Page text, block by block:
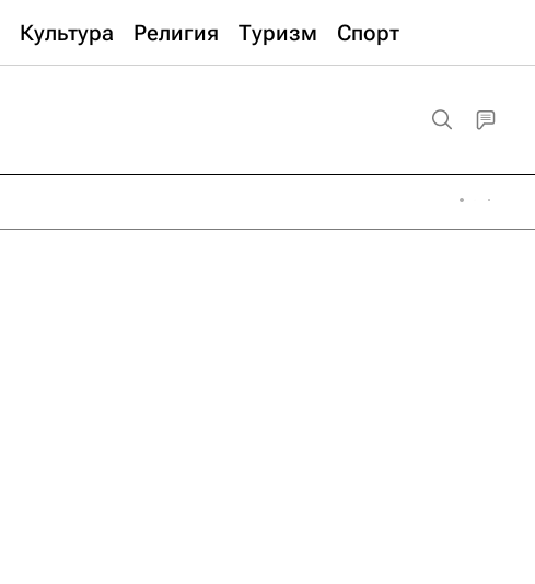
Культура Религия Туризм Спорт